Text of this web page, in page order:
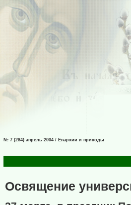
№ 7 (284) апрель 2004 / Епархии и приходы
Освящение